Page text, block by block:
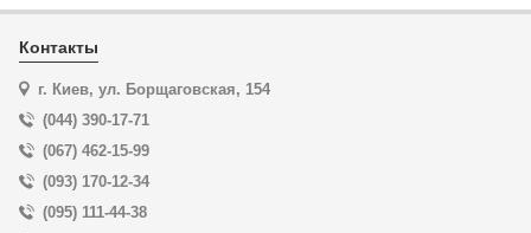
Контакты
г. Киев, ул. Борщаговская, 154
(044) 390-17-71
(067) 462-15-99
(093) 170-12-34
(095) 111-44-38